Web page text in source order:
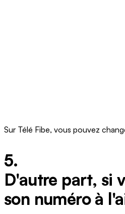
Sur Télé Fibe, vous pouvez
5.
D'autre part, si
son numéro à